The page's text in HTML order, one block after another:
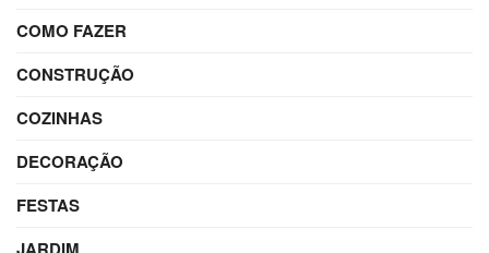
COMO FAZER
CONSTRUÇÃO
COZINHAS
DECORAÇÃO
FESTAS